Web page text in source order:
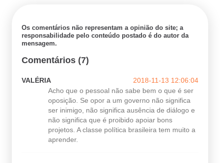
Os comentários não representam a opinião do site; a
responsabilidade pelo conteúdo postado é do autor da
mensagem.
Comentários (7)
VALÉRIA
2018-11-13 12:06:04
Acho que o pessoal não sabe bem o que é ser
oposição. Se opor a um governo não significa
ser inimigo, não significa ausência de diálogo e
não significa que é proibido apoiar bons
projetos. A classe política brasileira tem muito a
aprender.